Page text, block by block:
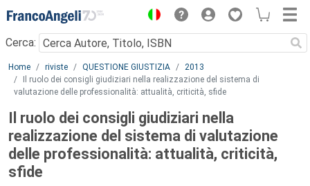
Menu
Cerca:
Main content
Home riviste QUESTIONE GIUSTIZIA
2013
Il ruolo dei consigli giudiziari nella realizzazione del sistema di
valutazione delle professionalità: attualità, criticità, sfide
Il ruolo dei consigli giudiziari nella
realizzazione del sistema di valutazione
delle professionalità: attualità, criticità,
sfide